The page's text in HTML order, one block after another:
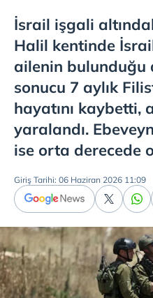
İsrail işgali
Halil kentinde
ailenin bulunduğu
sonucu 7 aylık
hayatını kaybetti,
yaralandı.
ise orta derecede
Giriş Tarihi: 06 Haziran 2026 11:09